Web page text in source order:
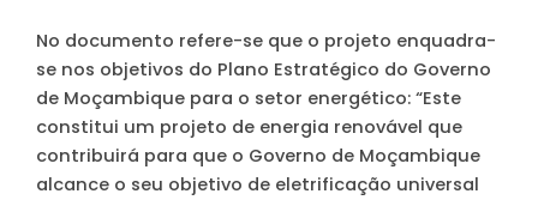
No documento refere-se que o projeto enquadra-
se nos objetivos do Plano Estratégico do Governo
de Moçambique para o setor energético: “Este
constitui um projeto de energia renovável que
contribuirá para que o Governo de Moçambique
alcance o seu objetivo de eletrificação universal